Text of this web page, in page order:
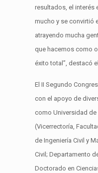
resultados, el interés
mucho y se convirtió
atrayendo mucha
que hacemos como
éxito total”, destacó
El II Segundo
con el apoyo de
como Universidad de
(Vicerrectoría,
de Ingeniería Civil y
Civil; Departamento
Doctorado en